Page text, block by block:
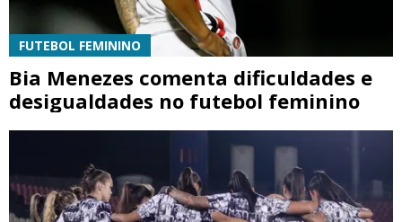
FUTEBOL FEMININO
Bia Menezes comenta dificuldades e
desigualdades no futebol feminino